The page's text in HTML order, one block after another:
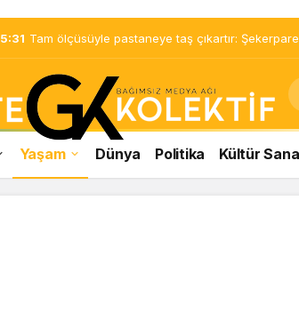
5:31 Tam ölçüsüyle pastaneye taş çıkartır:
Yaşam Dünya Politika Kültür